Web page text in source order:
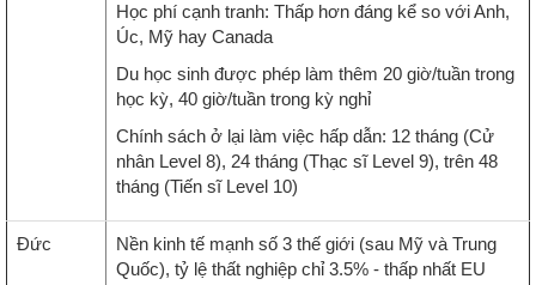
Học phí cạnh tranh: Thấp hơn đáng kể so với Anh,
Úc, Mỹ hay Canada
Du học sinh được phép làm thêm 20 giờ/tuần trong
học kỳ, 40 giờ/tuần trong kỳ nghỉ
Chính sách ở lại làm việc hấp dẫn: 12 tháng (Cử
nhân Level 8), 24 tháng (Thạc sĩ Level 9), trên 48
tháng (Tiến sĩ Level 10)
Đức
Nền kinh tế mạnh số 3 thế giới (sau Mỹ và Trung
Quốc), tỷ lệ thất nghiệp chỉ 3.5% - thấp nhất EU